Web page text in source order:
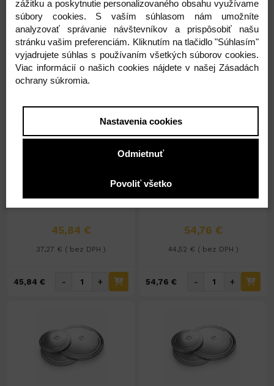
36,47 € - + 41,96 € - +
45,84 €
37,27 € ( bez DPH )
45,84 € - +
54,76 €
44,52 € ( bez DPH )
54,76 € - +
zážitku a poskytnutie personalizovaného obsahu využívame
súbory cookies. S vaším súhlasom nám umožníte
analyzovať správanie návštevníkov a prispôsobiť našu
stránku vašim preferenciám. Kliknutím na tlačidlo "Súhlasím"
vyjadrujete súhlas s používaním všetkých súborov cookies.
Viac informácií o našich cookies nájdete v našej Zásadách
ochrany súkromia.
Nastavenia cookies
Odmietnuť
Povoliť všetko